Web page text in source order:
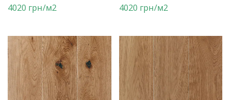
4020 грн/м2 4020 грн/м2